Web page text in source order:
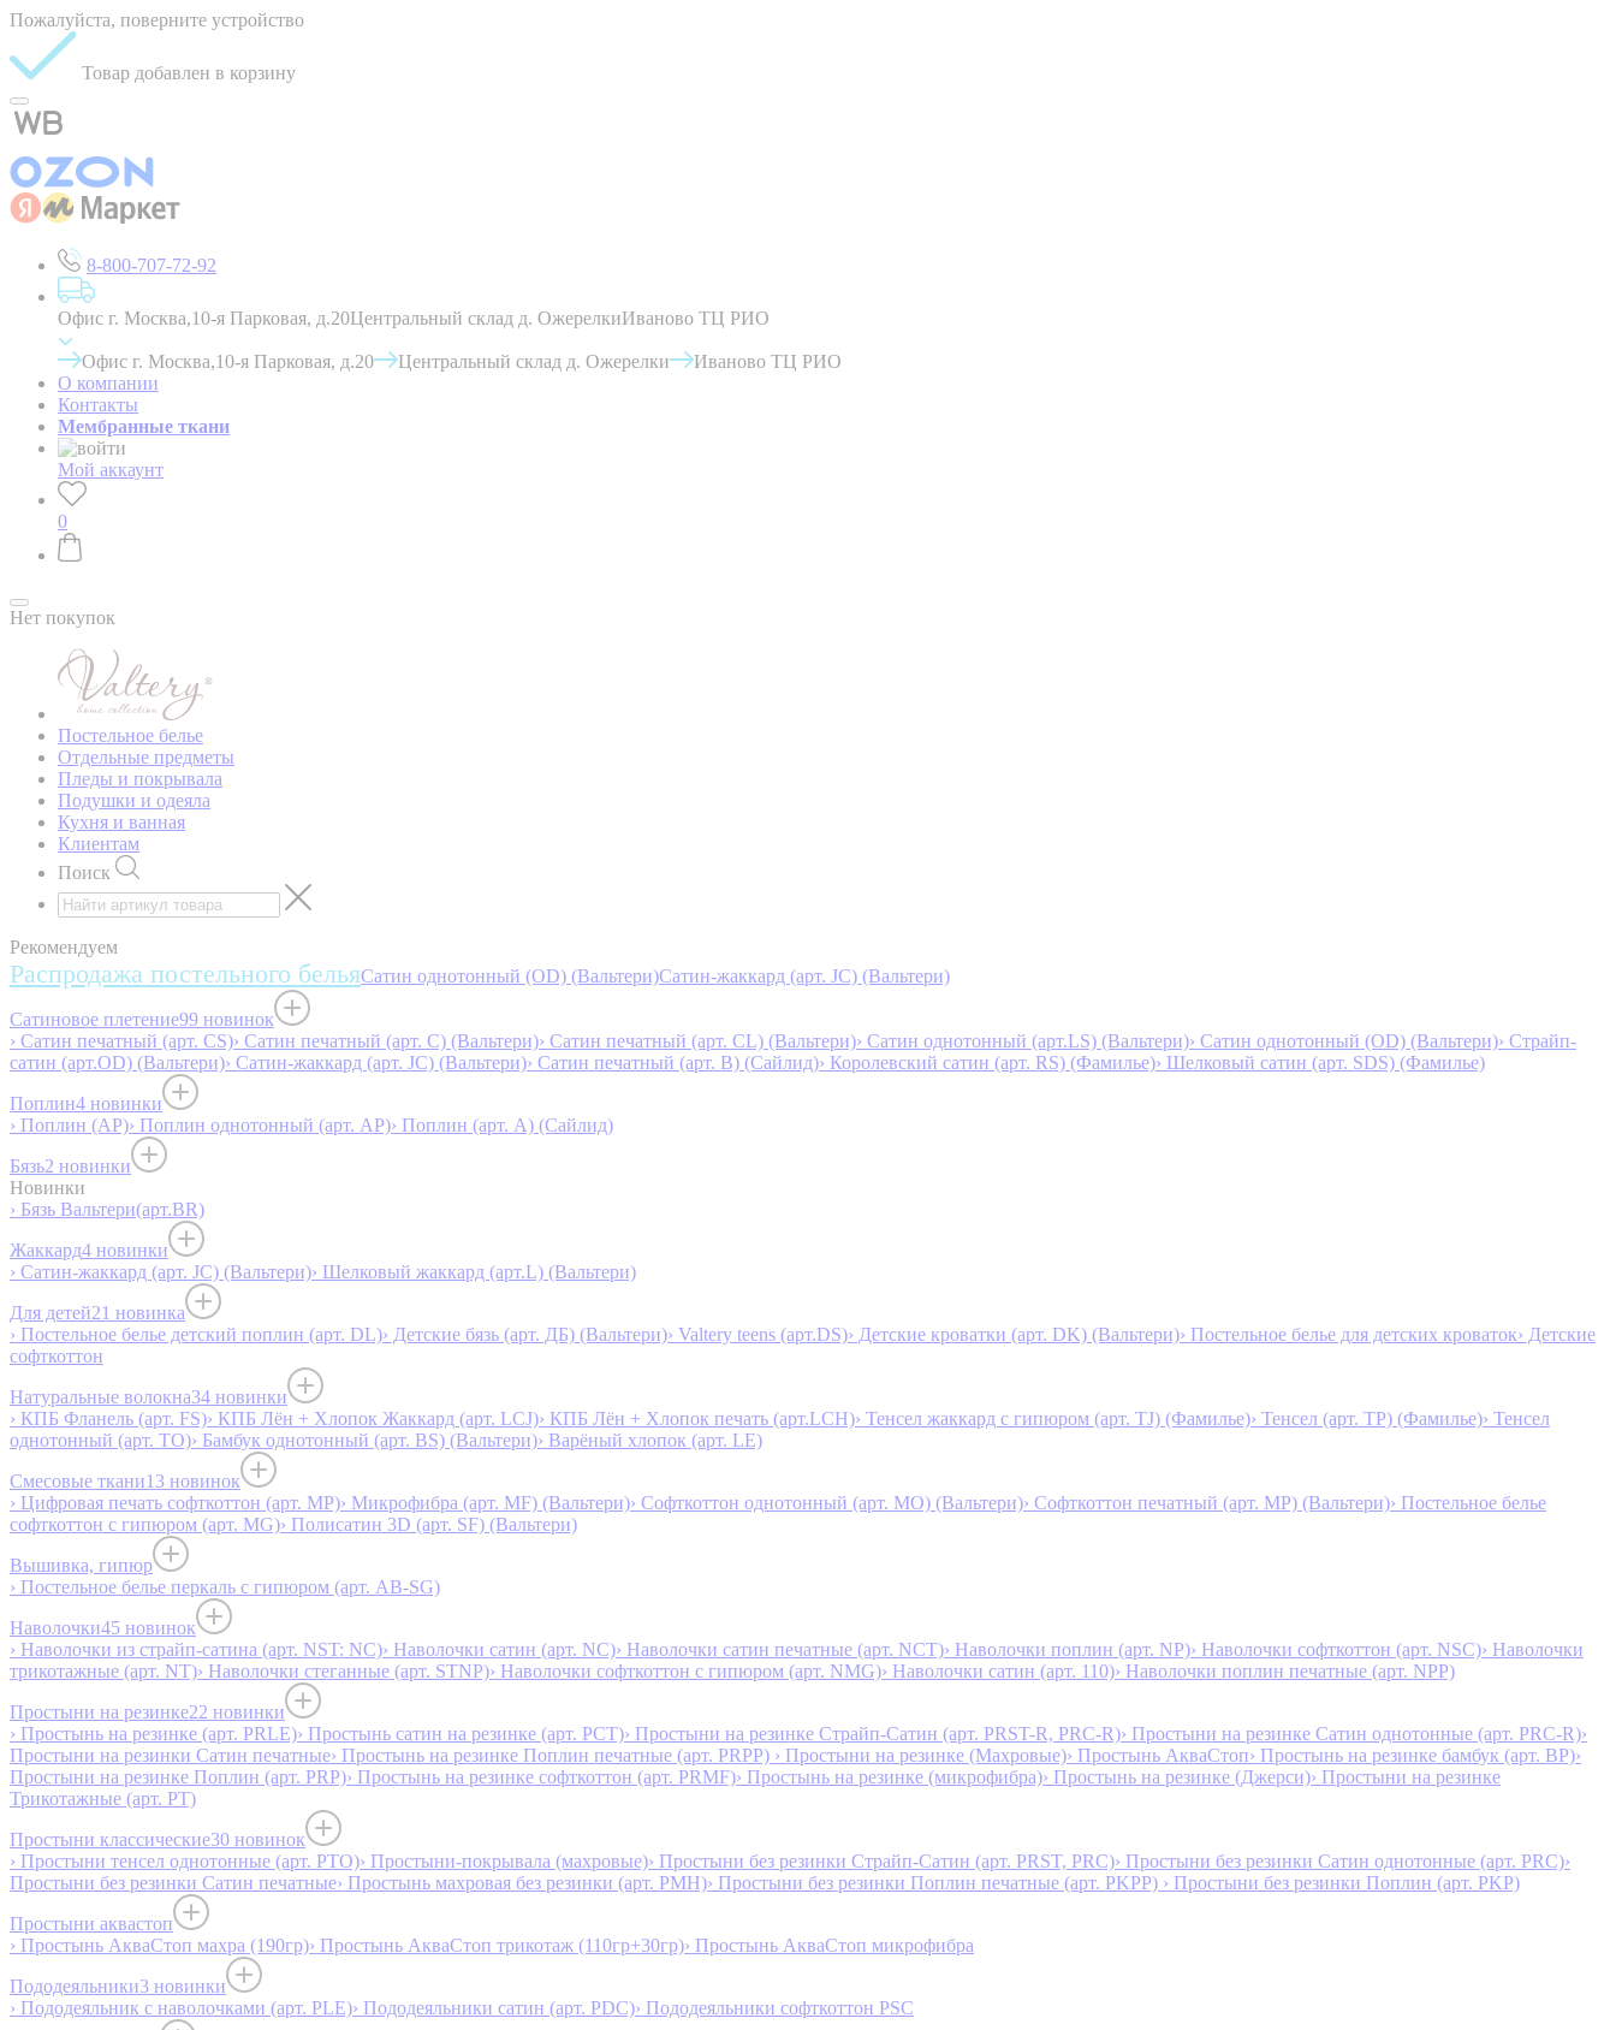
Пожалуйста, поверните устройство
Товар добавлен в корзину
8-800-707-72-92
Офис г. Москва,10-я Парковая, д.20Центральный склад д. ОжерелкиИваново ТЦ РИО
Офис г. Москва,10-я Парковая, д.20 Центральный склад д. Ожерелки
Иваново ТЦ РИО
О компании
Контакты
Мембранные ткани
Мой аккаунт
0
Нет покупок
Постельное белье
Отдельные предметы
Пледы и покрывала
Подушки и одеяла
Кухня и ванная
Клиентам
Поиск
Рекомендуем
Распродажа постельного бельяСатин однотонный (OD) (Вальтери)Сатин-жаккард (арт. JC) (Вальтери)
Сатиновое плетение99 новинок
› Сатин печатный (арт. СS)› Сатин печатный (арт. С) (Вальтери)› Сатин печатный (арт. СL) (Вальтери)› Сатин однотонный (арт.LS) (Вальтери)› Сатин однотонный (OD) (Вальтери)› Страйп-
сатин (арт.OD) (Вальтери)› Сатин-жаккард (арт. JC) (Вальтери)› Сатин печатный (арт. В) (Сайлид)› Королевский сатин (арт. RS) (Фамилье)› Шелковый сатин (арт. SDS) (Фамилье)
Поплин4 новинки
› Поплин (AP)› Поплин однотонный (арт. AP)› Поплин (арт. А) (Сайлид)
Бязь2 новинки
Новинки
› Бязь Вальтери(арт.BR)
Жаккард4 новинки
› Сатин-жаккард (арт. JC) (Вальтери)› Шелковый жаккард (арт.L) (Вальтери)
Для детей21 новинка
› Постельное белье детский поплин (арт. DL)› Детские бязь (арт. ДБ) (Вальтери)› Valtery teens (арт.DS)› Детские кроватки (арт. DK) (Вальтери)› Постельное белье для детских кроваток› Детские
софткоттон
Натуральные волокна34 новинки
› КПБ Фланель (арт. FS)› КПБ Лён + Хлопок Жаккард (арт. LCJ)› КПБ Лён + Хлопок печать (арт.LCH)› Тенсел жаккард с гипюром (арт. TJ) (Фамилье)› Тенсел (арт. ТР) (Фамилье)› Тенсел
однотонный (арт. TO)› Бамбук однотонный (арт. BS) (Вальтери)› Варёный хлопок (арт. LE)
Смесовые ткани13 новинок
› Цифровая печать софткоттон (арт. MP)› Микрофибра (арт. MF) (Вальтери)› Софткоттон однотонный (арт. MO) (Вальтери)› Софткоттон печатный (арт. MР) (Вальтери)› Постельное белье
софткоттон с гипюром (арт. MG)› Полисатин 3D (арт. SF) (Вальтери)
Вышивка, гипюр
› Постельное белье перкаль с гипюром (арт. AB-SG)
Наволочки45 новинок
› Наволочки из страйп-сатина (арт. NST: NC)› Наволочки сатин (арт. NC)› Наволочки сатин печатные (арт. NCT)› Наволочки поплин (арт. NP)› Наволочки софткоттон (арт. NSC)› Наволочки
трикотажные (арт. NT)› Наволочки стеганные (арт. STNP)› Наволочки софткоттон с гипюром (арт. NMG)› Наволочки сатин (арт. 110)› Наволочки поплин печатные (арт. NPP)
Простыни на резинке22 новинки
› Простынь на резинке (арт. PRLE)› Простынь сатин на резинке (арт. PCT)› Простыни на резинке Страйп-Сатин (арт. PRST-R, PRC-R)› Простыни на резинке Сатин однотонные (арт. PRC-R)›
Простыни на резинки Сатин печатные› Простынь на резинке Поплин печатные (арт. PRPP) › Простыни на резинке (Махровые)› Простынь АкваСтоп› Простынь на резинке бамбук (арт. BP)›
Простыни на резинке Поплин (арт. PRP)› Простынь на резинке софткоттон (арт. PRMF)› Простынь на резинке (микрофибра)› Простынь на резинке (Джерси)› Простыни на резинке
Трикотажные (арт. РТ)
Простыни классические30 новинок
› Простыни тенсел однотонные (арт. PTO)› Простыни-покрывала (махровые)› Простыни без резинки Страйп-Сатин (арт. PRST, PRC)› Простыни без резинки Сатин однотонные (арт. PRC)›
Простыни без резинки Сатин печатные› Простынь махровая без резинки (арт. PMH)› Простыни без резинки Поплин печатные (арт. PKPP) › Простыни без резинки Поплин (арт. PKP)
Простыни аквастоп
› Простынь АкваСтоп махра (190гр)› Простынь АкваСтоп трикотаж (110гр+30гр)› Простынь АкваСтоп микрофибра
Пододеяльники3 новинки
› Пододеяльник с наволочками (арт. PLE)› Пододеяльники сатин (арт. PDC)› Пододеяльники софткоттон PSC